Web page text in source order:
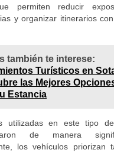
permiten reducir
y organizar itinerarios
también te interese:
Turísticos en
las Mejores
Estancia
utilizadas en este tipo
de manera
los vehículos priorizan